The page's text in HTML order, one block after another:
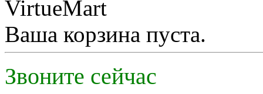
Ваша корзина пуста.
Звоните сейчас